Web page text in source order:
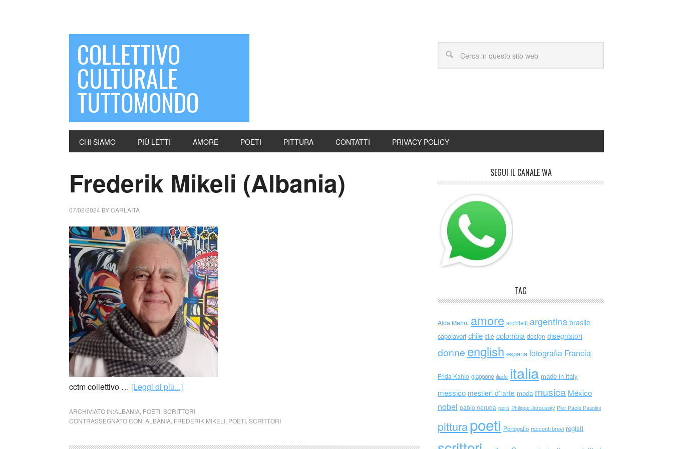
COLLETTIVO
CULTURALE
TUTTOMONDO
CHI SIAMO PIÙ LETTI AMORE POETI PITTURA CONTATTI PRIVACY POLICY
Frederik Mikeli (Albania)
07/02/2024 BYCARLAITA
cctm collettivo … [Leggi di più...]
ARCHIVIATO IN:ALBANIA POETI SCRITTORI
CONTRASSEGNATO CON:ALBANIA FREDERIK MIKELI POETI SCRITTORI
SEGUI IL CANALE WA
TAG
Alda Merini amore architetti argentina brasile
capolavori chile cile colombia design disegnatori
donne english espana fotografia Francia
Frida Kahlo giappone iliade italia made in italy
messico mestieri d' arte moda musica México
nobel pablo neruda perù Philippe Jaroussky Pier Paolo Pasolini
pitturapoeti Portogallo racconti brevi registi